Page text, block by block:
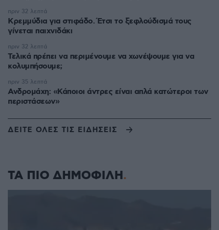
Κρεμμύδια για στιφάδο. Έτσι το ξεφλούδισμά τους
γίνεται παιχνιδάκι
πριν 32 λεπτά
Τελικά πρέπει να περιμένουμε να χωνέψουμε για να
κολυμπήσουμε;
πριν 32 λεπτά
Ανδρομάχη: «Κάποιοι άντρες είναι απλά κατώτεροι των
περιστάσεων»
πριν 35 λεπτά
ΔΕΙΤΕ ΟΛΕΣ ΤΙΣ ΕΙΔΗΣΕΙΣ
ΤΑ ΠΙΟ ΔΗΜΟΦΙΛΗ